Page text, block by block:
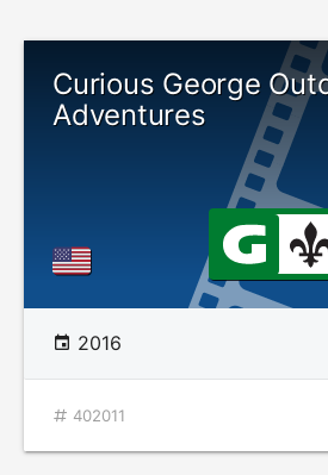
Curious George
Adventures
2016
402011